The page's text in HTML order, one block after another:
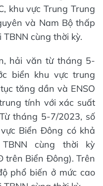
khu vực Trung Trung
và Nam Bộ thấp
cùng thời kỳ.
hải văn từ tháng 5-
biển khu vực trung
tăng dần và ENSO
tính với xác suất
tháng 5-7/2023, số
Biển Đông có khả
cùng thời kỳ
trên Biển Đông). Trên
phổ biến ở mức cao